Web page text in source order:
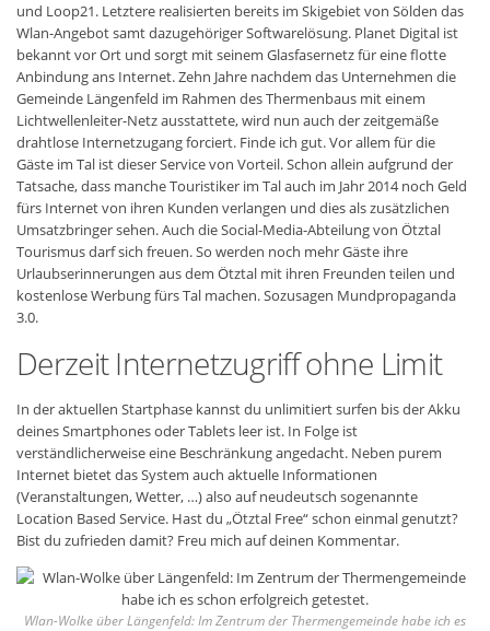
und Loop21. Letztere realisierten bereits im Skigebiet von Sölden das
Wlan-Angebot samt dazugehöriger Softwarelösung. Planet Digital ist
bekannt vor Ort und sorgt mit seinem Glasfasernetz für eine flotte
Anbindung ans Internet. Zehn Jahre nachdem das Unternehmen die
Gemeinde Längenfeld im Rahmen des Thermenbaus mit einem
Lichtwellenleiter-Netz ausstattete, wird nun auch der zeitgemäße
drahtlose Internetzugang forciert. Finde ich gut. Vor allem für die
Gäste im Tal ist dieser Service von Vorteil. Schon allein aufgrund der
Tatsache, dass manche Touristiker im Tal auch im Jahr 2014 noch Geld
fürs Internet von ihren Kunden verlangen und dies als zusätzlichen
Umsatzbringer sehen. Auch die Social-Media-Abteilung von Ötztal
Tourismus darf sich freuen. So werden noch mehr Gäste ihre
Urlaubserinnerungen aus dem Ötztal mit ihren Freunden teilen und
kostenlose Werbung fürs Tal machen. Sozusagen Mundpropaganda
3.0.
Derzeit Internetzugriff ohne Limit
In der aktuellen Startphase kannst du unlimitiert surfen bis der Akku
deines Smartphones oder Tablets leer ist. In Folge ist
verständlicherweise eine Beschränkung angedacht. Neben purem
Internet bietet das System auch aktuelle Informationen
(Veranstaltungen, Wetter, …) also auf neudeutsch sogenannte
Location Based Service. Hast du „Ötztal Free“ schon einmal genutzt?
Bist du zufrieden damit? Freu mich auf deinen Kommentar.
Wlan-Wolke über Längenfeld: Im Zentrum der Thermengemeinde habe ich es